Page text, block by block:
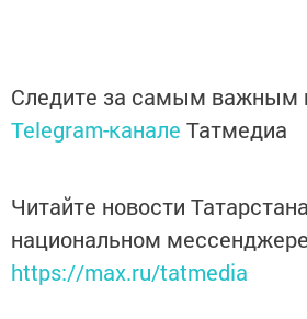
Следите за самым важным
Telegram-канале Татмедиа
Читайте новости
национальном
https://max.ru/tatmedia